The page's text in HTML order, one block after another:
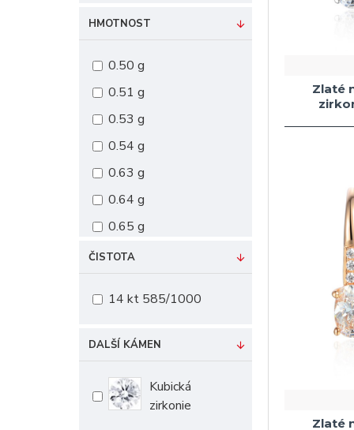
HMOTNOST
0.50 g
0.51 g
0.53 g
0.54 g
0.63 g
0.64 g
0.65 g
0.66 g
1.54 g
1.56 g
1.57 g
1.58 g
1.59 g
ČISTOTA
14 kt 585/1000
DALŠÍ KÁMEN
Kubická
zirkonie
Zlaté
Zlaté